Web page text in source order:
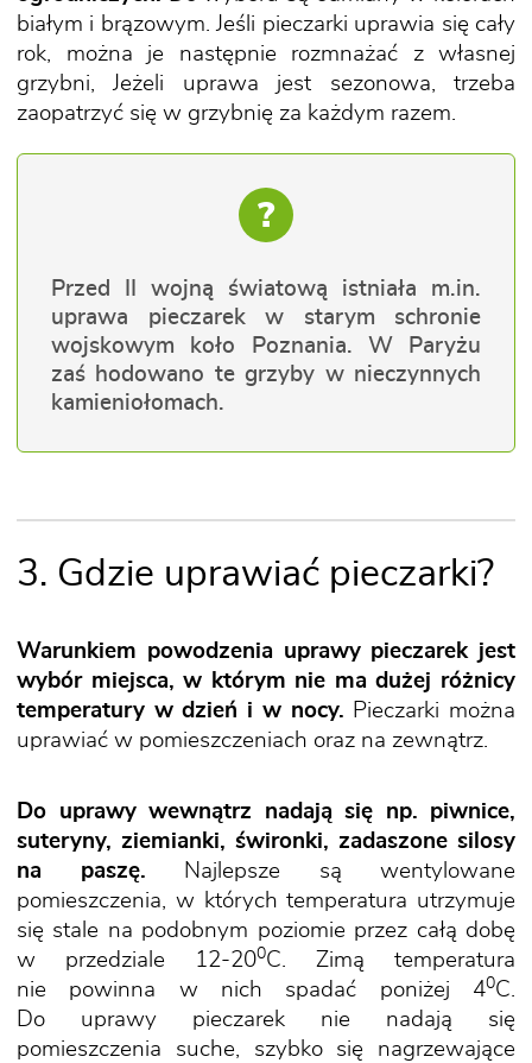
białym i brązowym. Jeśli pieczarki uprawia się cały
rok, można je następnie rozmnażać z własnej
grzybni, Jeżeli uprawa jest sezonowa, trzeba
zaopatrzyć się w grzybnię za każdym razem.
?
Przed II wojną światową istniała m.in.
uprawa pieczarek w starym schronie
wojskowym koło Poznania. W Paryżu
zaś hodowano te grzyby w nieczynnych
kamieniołomach.
3. Gdzie uprawiać pieczarki?
Warunkiem powodzenia uprawy pieczarek jest
wybór miejsca, w którym nie ma dużej różnicy
temperatury w dzień i w nocy. Pieczarki można
uprawiać w pomieszczeniach oraz na zewnątrz.
Do uprawy wewnątrz nadają się np. piwnice,
suteryny, ziemianki, świronki, zadaszone silosy
na paszę. Najlepsze są wentylowane
pomieszczenia, w których temperatura utrzymuje
się stale na podobnym poziomie przez całą dobę
w przedziale 12-200C. Zimą temperatura
nie powinna w nich spadać poniżej 40C.
Do uprawy pieczarek nie nadają się
pomieszczenia suche, szybko się nagrzewające